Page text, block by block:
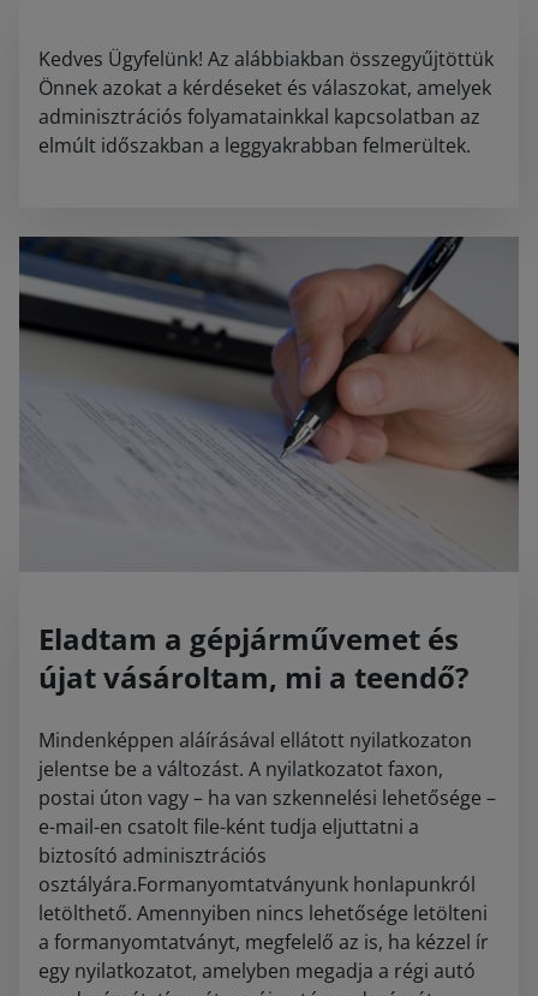
Kedves Ügyfelünk! Az alábbiakban összegyűjtöttük
Önnek azokat a kérdéseket és válaszokat, amelyek
adminisztrációs folyamatainkkal kapcsolatban az
elmúlt időszakban a leggyakrabban felmerültek.
Eladtam a gépjárművemet és
újat vásároltam, mi a teendő?
Mindenképpen aláírásával ellátott nyilatkozaton
jelentse be a változást. A nyilatkozatot faxon,
postai úton vagy – ha van szkennelési lehetősége –
e-mail-en csatolt file-ként tudja eljuttatni a
biztosító adminisztrációs
osztályára.Formanyomtatványunk honlapunkról
letölthető. Amennyiben nincs lehetősége letölteni
a formanyomtatványt, megfelelő az is, ha kézzel ír
egy nyilatkozatot, amelyben megadja a régi autó